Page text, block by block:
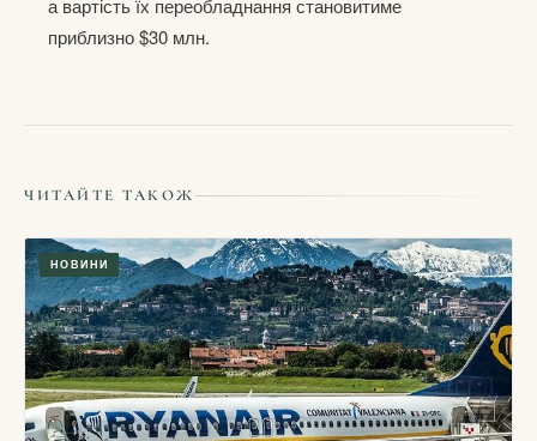
а вартість їх переобладнання становитиме
приблизно $30 млн.
ЧИТАЙТЕ ТАКОЖ
НОВИНИ